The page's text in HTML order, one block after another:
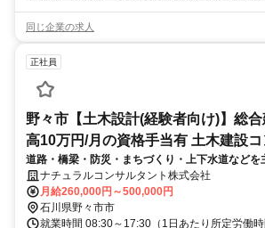
同じ企業の求人
正社員
野々市【土木設計(経験者向け)】総
高10万円/月の資格手当有 土木建設コ
道路・橋梁・防災・まちづくり・上下水道などを
て、下記業務に加え、マネジメントや新案件に携
期待します。受注業務に応じて他業務をご担当い
ナチュラルコンサルタント株式会社
月給260,000円～500,000円
石川県野々市市
就業時間 08:30～17:30（1日あたり所定労働